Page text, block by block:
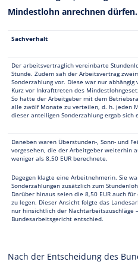
Mindestlohn anrechnen dürfen.
Sachverhalt
Der arbeitsvertraglich vereinbarte
Stunde. Zudem sah der Arbeitsvertrag
Sonderzahlung vor. Diese war nur
Kurz vor Inkrafttreten des
So hatte der Arbeitgeber mit dem
alle zwölf Monate zu verteilen, d. h. jeden
dieser anteiligen Sonderzahlung ergab sich
Daneben waren Überstunden-, Sonn- und
vorgesehen, die der Arbeitgeber weiterhin
weniger als 8,50 EUR berechnete.
Dagegen klagte eine Arbeitnehmerin. Sie
Sonderzahlungen zusätzlich zum
Darüber hinaus seien die 8,50 EUR auch
zu legen. Dieser Ansicht folgte das
nur hinsichtlich der Nachtarbeitszuschläge
Bundesarbeitsgericht entschied.
Nach der Entscheidung des